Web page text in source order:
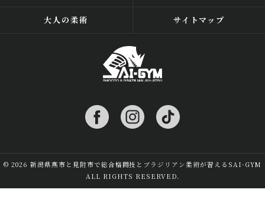
大人の柔術 サイトマップ
© 2026 新潟県燕市と見附市で総合格闘技とブラジリアン柔術が習えるSAI-GYM
ALL RIGHTS RESERVED.